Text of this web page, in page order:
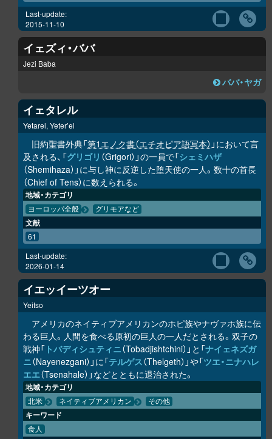
Last-update:
2015-11-10
イェズィ・ババ
Jezi Baba
ババ・ヤガ
イェタレル
Yetarel, Yeter’el
旧約聖書外典「第1エノク書（エチオピア語写本） 」において言
及される、「グリゴリ （Grigori）」の一員で「シェミハザ
（Shemihaza）」に与し神に反逆した堕天使の一人。数十の首長
（Chief of Tens）に数えられる。
地域・カテゴリ
ヨーロッパ全般 グリモアなど
文献
61
Last-update:
2026-01-14
イエッイーツオー
Yeitso
アメリカのネイティブアメリカンのホピ族やナヴァホ族に伝
わる巨人。人間を食べる原初の巨人の一人だとされる。双子の
戦神「 トバディシュティニ（Tobadjishtchini）」と「ナイェネズガ
ニ（Nayenezgani）」に「テルゲス（Thelgeth）」や「ツエ・ニナハレ
エエ（Tsenahale）」などとともに退治された。
地域・カテゴリ
北米 ネイティブアメリカン その他
キーワード
食人